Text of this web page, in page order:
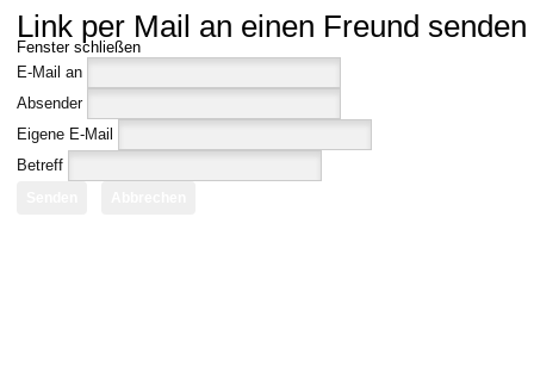
Link per Mail an einen Freund senden
Fenster schließen
E-Mail an
Absender
Eigene E-Mail
Betreff